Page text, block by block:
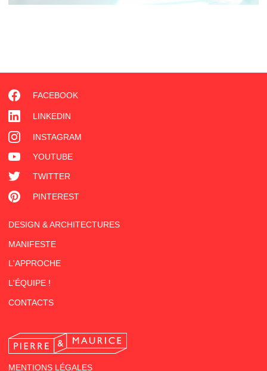
MENTIONS LÉGALES
DESIGN & ARCHITECTURES
MANIFESTE
L'APPROCHE
L'ÉQUIPE !
CONTACTS
FACEBOOK
LINKEDIN
INSTAGRAM
YOUTUBE
TWITTER
PINTEREST